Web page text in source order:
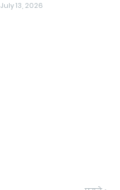
July 13, 2026